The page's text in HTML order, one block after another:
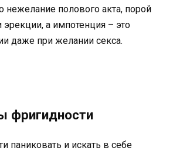
нежелание полового акта, порой
а импотенция – это
даже при желании секса.
фригидности
паниковать и искать в себе